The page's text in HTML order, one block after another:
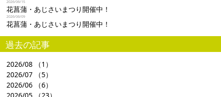
2026/06/15
花菖蒲・あじさいまつり開催中！
2026/06/09
花菖蒲・あじさいまつり開催中！
過去の記事
2026/08 （1）
2026/07 （5）
2026/06 （6）